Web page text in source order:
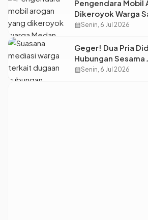
Pengendara Mobil
Dikeroyok Warga
Tersungkur,
calendar_monthSenin, 6 Jul 2026
Geger! Dua Pria
Hubungan Sesama
Digerebek Warga
calendar_monthSenin, 6 Jul 2026